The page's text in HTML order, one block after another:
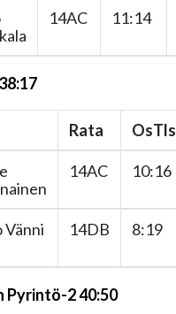
14AC 11:14
Rata OsTls
14AC 10:16
Vänni 14DB 8:19
Pyrintö-2 40:50